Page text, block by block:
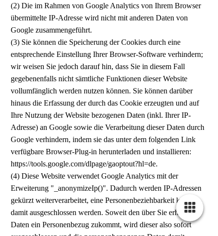
(2) Die im Rahmen von Google Analytics von Ihrem Browser
übermittelte IP-Adresse wird nicht mit anderen Daten von
Google zusammengeführt.
(3) Sie können die Speicherung der Cookies durch eine
entsprechende Einstellung Ihrer Browser-Software verhindern;
wir weisen Sie jedoch darauf hin, dass Sie in diesem Fall
gegebenenfalls nicht sämtliche Funktionen dieser Website
vollumfänglich werden nutzen können. Sie können darüber
hinaus die Erfassung der durch das Cookie erzeugten und auf
Ihre Nutzung der Website bezogenen Daten (inkl. Ihrer IP-
Adresse) an Google sowie die Verarbeitung dieser Daten durch
Google verhindern, indem sie das unter dem folgenden Link
verfügbare Browser-Plug-in herunterladen und installieren:
https://tools.google.com/dlpage/gaoptout?hl=de.
(4) Diese Website verwendet Google Analytics mit der
Erweiterung "_anonymizeIp()". Dadurch werden IP-Adressen
gekürzt weiterverarbeitet, eine Personenbeziehbarkeit kann
damit ausgeschlossen werden. Soweit den über Sie erhobenen
Daten ein Personenbezug zukommt, wird dieser also sofort